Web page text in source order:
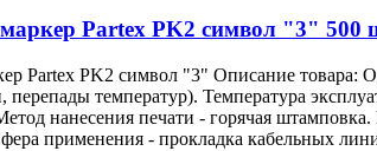
Partex PK2 символ "3"
Partex PK2 символ "3" Описание товара:
температур). Температура
нанесения печати - горячая
применения - прокладка кабельных